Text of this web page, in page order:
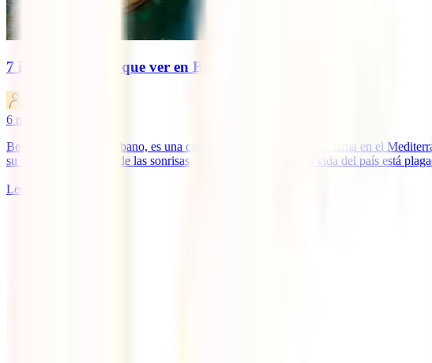
7 imprescindibles que ver en Beirut
6 minutos de lectura
Beirut, la capital del Líbano, es una ciudad vibrante, de tremenda fama en el
su futuro con la mejor de las sonrisas. Sí, la extensa y longeva vida del país está
Leer más